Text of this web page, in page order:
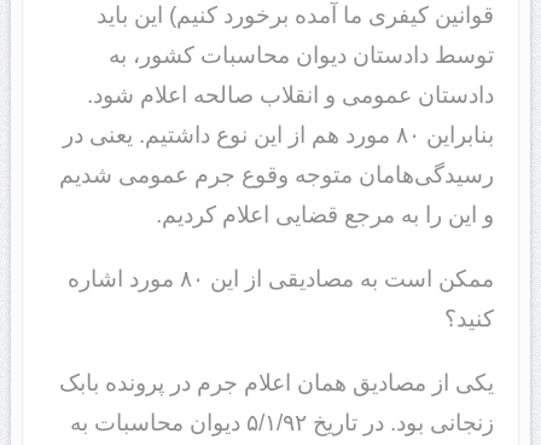
قوانین کیفری ما آمده برخورد کنیم) این باید
توسط دادستان دیوان محاسبات کشور، به
دادستان عمومی و انقلاب صالحه اعلام شود.
بنابراین ٨٠ مورد هم از این نوع داشتیم. یعنی در
رسیدگی‌هامان متوجه وقوع جرم عمومی شدیم
و این را به مرجع قضایی اعلام کردیم.
ممکن است به مصادیقی از این ٨٠ مورد اشاره
کنید؟
یکی از مصادیق همان اعلام جرم در پرونده بابک
زنجانی بود. در تاریخ ۵/١/٩٢ دیوان محاسبات به